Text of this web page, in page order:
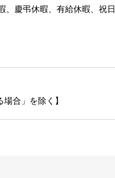
、慶弔休暇、有給休暇、祝日
合」を除く】